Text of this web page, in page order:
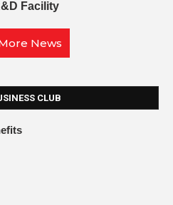
Facility
News
CLUB